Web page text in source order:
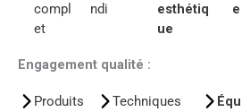
compl
et
ndi
esthétiq
ue
e
Engagement qualité :
Produits
Techniques